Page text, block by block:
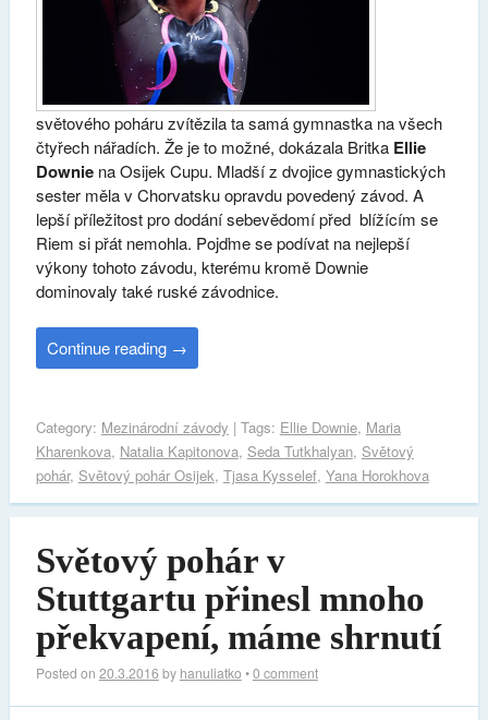
světového poháru zvítězila ta samá gymnastka na všech
čtyřech nářadích. Že je to možné, dokázala Britka Ellie
Downiena Osijek Cupu. Mladší z dvojice gymnastických
sester měla v Chorvatsku opravdu povedený závod. A
lepší příležitost pro dodání sebevědomí před blížícím se
Riem si přát nemohla. Pojďme se podívat na nejlepší
výkony tohoto závodu, kterému kromě Downie
dominovaly také ruské závodnice.
Continue reading →
Category: Mezinárodní závody | Tags: Ellie Downie, Maria
Kharenkova, Natalia Kapitonova, Seda Tutkhalyan, Světový
pohár, Světový pohár Osijek, Tjasa Kysselef, Yana Horokhova
Světový pohár v
Stuttgartu přinesl mnoho
překvapení, máme shrnutí
Posted on 20.3.2016 by hanuliatko •0 comment